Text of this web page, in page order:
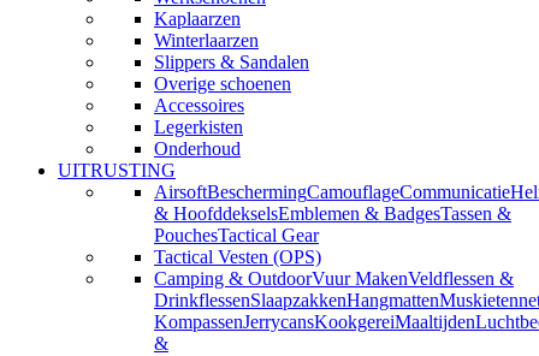
Kaplaarzen
Winterlaarzen
Slippers & Sandalen
Overige schoenen
Accessoires
Legerkisten
Onderhoud
UITRUSTING
AirsoftBeschermingCamouflageCommunicatie
& HoofddekselsEmblemen & BadgesTassen &
PouchesTactical Gear
Tactical Vesten (OPS)
Camping & OutdoorVuur MakenVeldflessen &
DrinkflessenSlaapzakkenHangmatten
KompassenJerrycansKookgereiMaaltijden
&